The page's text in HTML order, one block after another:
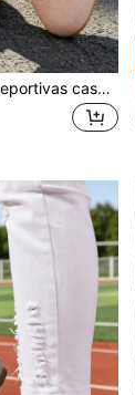
1 par de zapatillas deportivas casuales de mujer con cordones, de caña baja, para primavera/otoño, de moda, versátiles, con diseño de bloques de color, ligeras y con suela blanda